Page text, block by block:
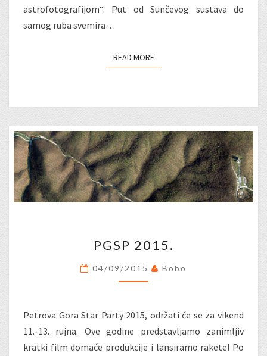
astrofotografijom“. Put od Sunčevog sustava do
samog ruba svemira…
READ MOREREAD MORE
2015.
PGSP 2015.
04/09/2015 Bobo
Petrova Gora Star Party 2015, održati će se za vikend
11.-13. rujna. Ove godine predstavljamo zanimljiv
kratki film domaće produkcije i lansiramo rakete! Po